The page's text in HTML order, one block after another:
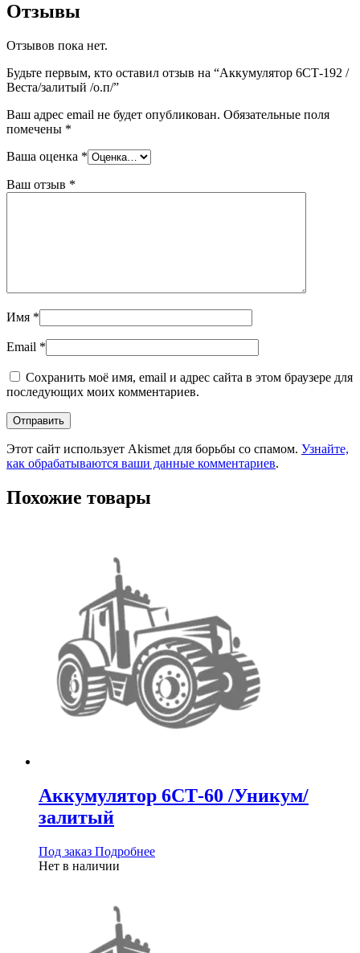
Отзывы
Отзывов пока нет.
Будьте первым, кто оставил отзыв на “Аккумулятор 6СТ-192 /
Веста/залитый /о.п/”
Ваш адрес email не будет опубликован. Обязательные поля
помечены *
Ваша оценка *
Ваш отзыв *
Имя *
Email *
Сохранить моё имя, email и адрес сайта в этом браузере для
последующих моих комментариев.
Этот сайт использует Akismet для борьбы со спамом. Узнайте,
как обрабатываются ваши данные комментариев.
Похожие товары
Аккумулятор 6СТ-60 /Уникум/
залитый
Под заказ Подробнее
Нет в наличии